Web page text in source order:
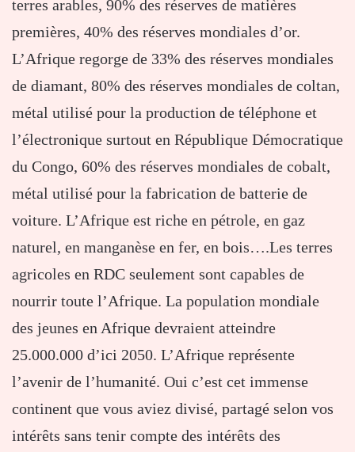
terres arables, 90% des réserves de matières
premières, 40% des réserves mondiales d’or.
L’Afrique regorge de 33% des réserves mondiales
de diamant, 80% des réserves mondiales de coltan,
métal utilisé pour la production de téléphone et
l’électronique surtout en République Démocratique
du Congo, 60% des réserves mondiales de cobalt,
métal utilisé pour la fabrication de batterie de
voiture. L’Afrique est riche en pétrole, en gaz
naturel, en manganèse en fer, en bois….Les terres
agricoles en RDC seulement sont capables de
nourrir toute l’Afrique. La population mondiale
des jeunes en Afrique devraient atteindre
25.000.000 d’ici 2050. L’Afrique représente
l’avenir de l’humanité. Oui c’est cet immense
continent que vous aviez divisé, partagé selon vos
intérêts sans tenir compte des intérêts des